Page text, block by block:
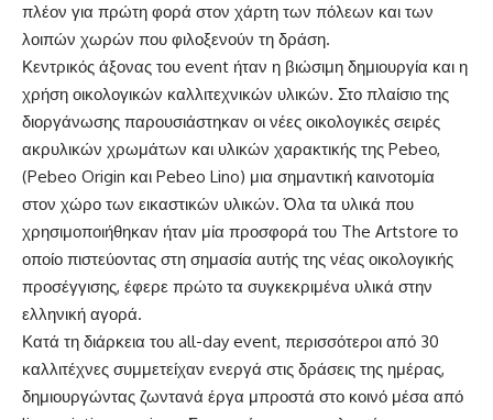
πλέον για πρώτη φορά στον χάρτη των πόλεων και των
λοιπών χωρών που φιλοξενούν τη δράση.
Κεντρικός άξονας του event ήταν η βιώσιμη δημιουργία και η
χρήση οικολογικών καλλιτεχνικών υλικών. Στο πλαίσιο της
διοργάνωσης παρουσιάστηκαν οι νέες οικολογικές σειρές
ακρυλικών χρωμάτων και υλικών χαρακτικής της Pebeo,
(Pebeo Origin και Pebeo Lino) μια σημαντική καινοτομία
στον χώρο των εικαστικών υλικών. Όλα τα υλικά που
χρησιμοποιήθηκαν ήταν μία προσφορά του The Artstore το
οποίο πιστεύοντας στη σημασία αυτής της νέας οικολογικής
προσέγγισης, έφερε πρώτο τα συγκεκριμένα υλικά στην
ελληνική αγορά.
Κατά τη διάρκεια του all-day event, περισσότεροι από 30
καλλιτέχνες συμμετείχαν ενεργά στις δράσεις της ημέρας,
δημιουργώντας ζωντανά έργα μπροστά στο κοινό μέσα από